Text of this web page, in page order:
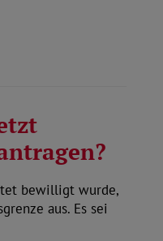
bewilligt wurde,
aus. Es sei